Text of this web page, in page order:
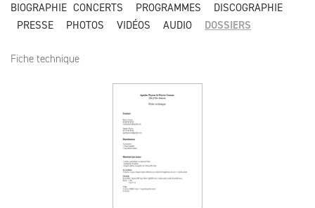
BIOGRAPHIE CONCERTS PROGRAMMES
DISCOGRAPHIE
PRESSE
PHOTOS VIDÉOS AUDIO DOSSIERS
Fiche technique